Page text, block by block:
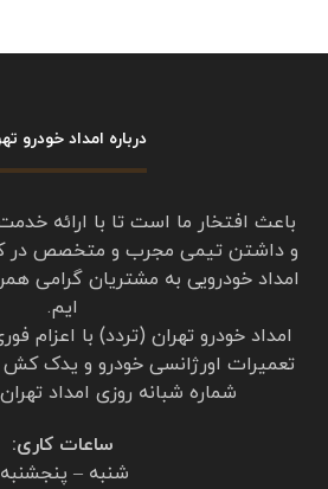
درباره امداد خودرو
باعث افتخار ما است تا با ارائه
و داشتن تیمی مجرب و متخصص در
امداد خودرویی به مشتریان گرامی
ایم.
امداد خودرو تهران (تردد) با اعزام
تعمیرات اورژانسی خودرو و یدک
شماره شبانه روزی امداد تهران :
ساعات کاری:
شنبه –